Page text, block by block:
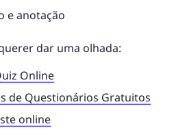
e anotação
dar uma olhada:
Online
de Questionários Gratuitos
online